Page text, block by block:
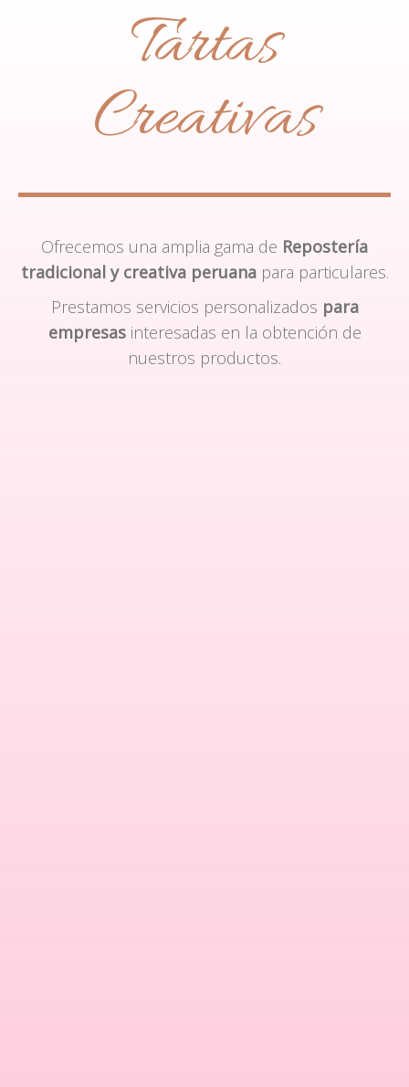
Tartas
Creativas
Ofrecemos una amplia gama de Repostería
tradicional y creativa peruanapara particulares.
Prestamos servicios personalizados para
empresasinteresadas en la obtención de
nuestros productos.